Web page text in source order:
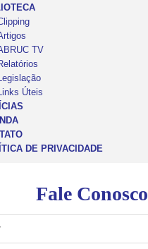
TV
Úteis
DE PRIVACIDADE
Fale Conosco